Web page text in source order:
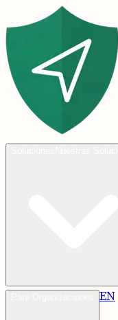
EN